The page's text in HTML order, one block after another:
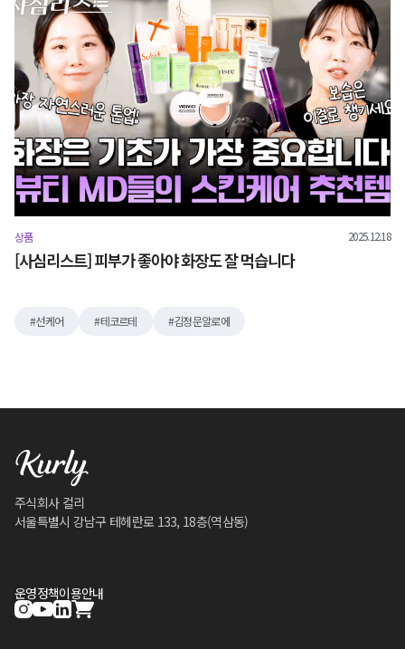
상품 2025.12.18
[사심리스트] 피부가 좋아야 화장도 잘 먹습니다
선케어 테코르테 김정문알로에
주식회사 컬리
서울특별시 강남구 테헤란로 133, 18층(역삼동)
운영정책이용안내